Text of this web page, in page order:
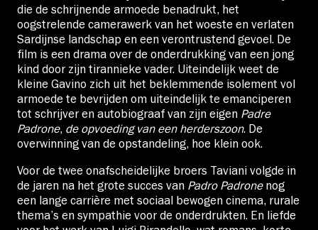
die de schrijnende armoede benadrukt, het
oogstrelende camerawerk van het woeste en verlaten
Sardijnse landschap en een verontrustend gevoel. De
film is een drama over de onderdrukking van een jong
kind door zijn tirannieke vader. Uiteindelijk weet de
kleine Gavino zich uit het beklemmende isolement vol
armoede te bevrijden om uiteindelijk te emanciperen
tot schrijver en autobiograaf van zijn eigen Padre
Padrone, de opvoeding van een herderszoon. De
overwinning van de opstandeling, hoe klein ook.
Voor de twee onafscheidelijke broers Taviani volgde in
de jaren na het grote succes van Padro Padronenog
een lange carrière met sociaal bewogen cinema, rurale
thema’s en sympathie voor de onderdrukten. En liefde